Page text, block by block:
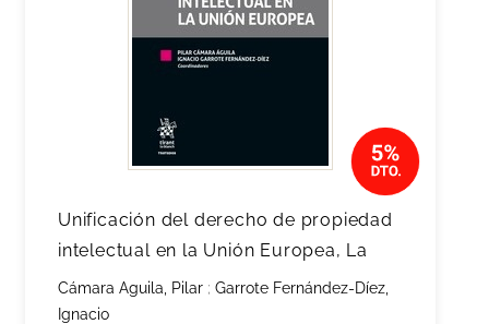
Unificación del derecho de propiedad
intelectual en la Unión Europea, La
Cámara Aguila, Pilar ; Garrote Fernández-Díez,
Ignacio